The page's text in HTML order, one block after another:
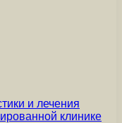
и лечения
клинике